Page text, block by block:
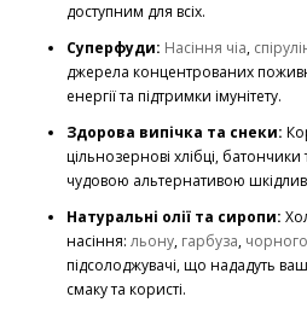
доступним для всіх.
Суперфуди: Насіння чіа,
джерела концентрованих
енергії та підтримки імунітету.
Здорова випічка та снеки:
цільнозернові хлібці, батончики
чудовою альтернативою
Натуральні олії та сиропи:
насіння: льону, гарбуза,
підсолоджувачі, що нададуть
смаку та користі.